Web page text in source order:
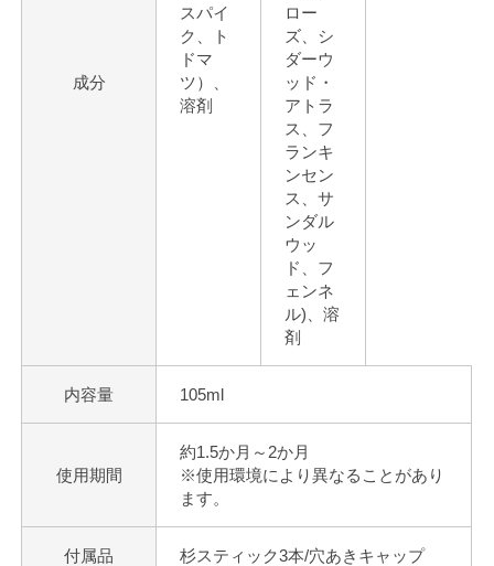
成分
スパイ
ク、ト
ドマ
ツ）、
溶剤
ロー
ズ、シ
ダーウ
ッド・
アトラ
ス、フ
ランキ
ンセン
ス、サ
ンダル
ウッ
ド、フ
ェンネ
ル)、溶
剤
内容量 105ml
使用期間
約1.5か月～2か月
※使用環境により異なることがあり
ます。
付属品 杉スティック3本/穴あきキャップ